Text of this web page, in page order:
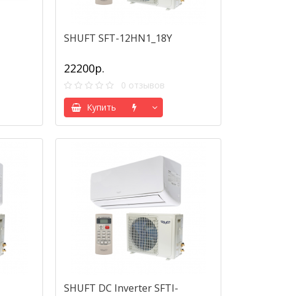
SHUFT SFT-12HN1_18Y
22200р.
0 отзывов
Купить
SHUFT DC Inverter SFTI-